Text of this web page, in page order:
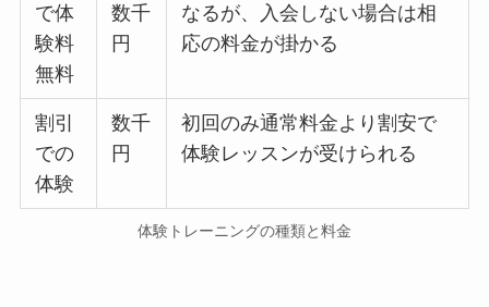
で体
験料
無料
数千
円
なるが、入会しない場合は相
応の料金が掛かる
割引
での
体験
数千
円
初回のみ通常料金より割安で
体験レッスンが受けられる
体験トレーニングの種類と料金